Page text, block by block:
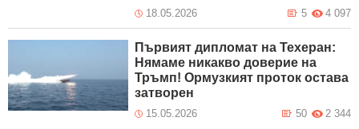
18.05.2026 4 097
5
Първият дипломат на Техеран:
Нямаме никакво доверие на
Тръмп! Ормузкият проток остава
затворен
15.05.2026 2 344
50